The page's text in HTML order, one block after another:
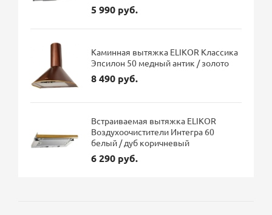
5 990 руб.
Каминная вытяжка ELIKOR Классика
Эпсилон 50 медный антик / золото
8 490 руб.
Встраиваемая вытяжка ELIKOR
Воздухоочистители Интегра 60
белый / дуб коричневый
6 290 руб.